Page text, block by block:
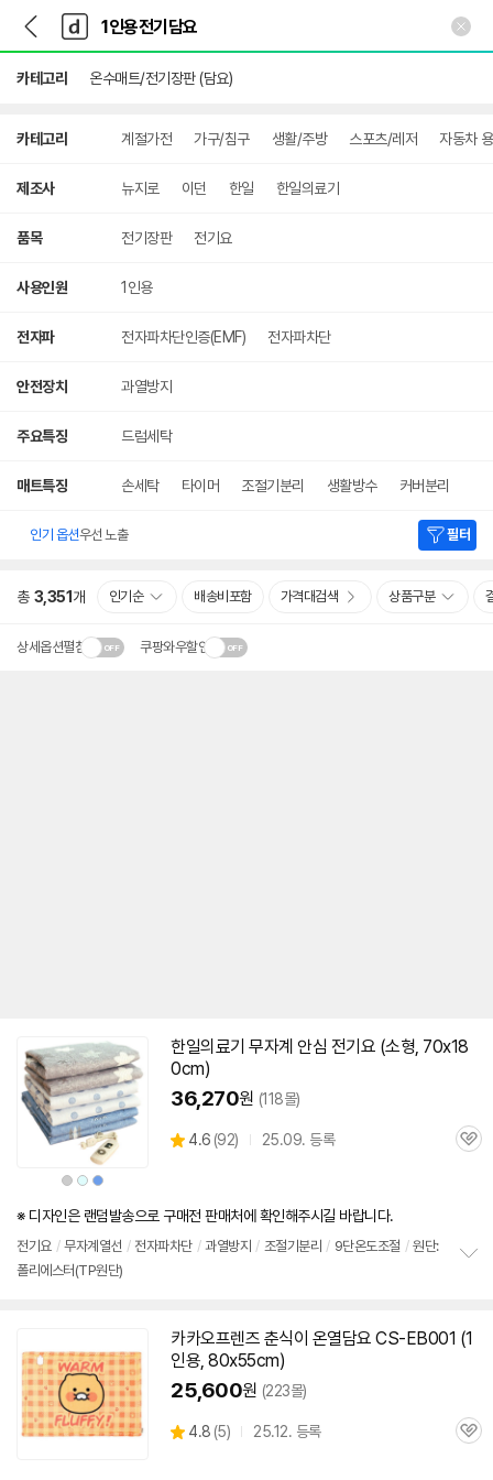
다
나
와
가
기
다
와
메
인
카테고리 온수매트/전기장판 (담요)
카테고리 계절가전 가구/침구 생활/주방 스포츠/레저 자동차
제조사 뉴지로 이던 한일 한일의료기
품목 전기장판 전기요
사용인원 1인용
전자파 전자파차단인증(EMF) 전자파차단
안전장치 과열방지
주요특징 드럼세탁
매트특징 손세탁 타이머 조절기분리 생활방수 커버분리
인기 옵션우선 노출 필터
총 3,351 개 인기순 배송비포함 가격대검색 상품구분
상세옵션펼침 쿠팡와우할인
상
품
상
상
품
상
상
품
상
한일의료기 무자계 안심 전기요 (소형, 70x18
0cm)
36,270원 (118몰)
별
4.6 (상
뷰
92) 25.09. 등록
관
※ 디자인은 랜덤발송으로 구매전 판매처에 확인해주시길 바랍니다.
전기요 / 무자계열선 / 전자파차단 / 과열방지 / 조절기분리 / 9단온도조절 / 원단:
폴리에스터(TP원단)
치
카카오프렌즈 춘식이 온열담요 CS-EB001 (1
인용, 80x55cm)
25,600원 (223몰)
별
4.8 (상
5) 25.12. 등록
관